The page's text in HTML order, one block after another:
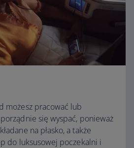
możesz pracować lub
się wyspać, ponieważ
na płasko, a także
do luksusowej poczekalni i